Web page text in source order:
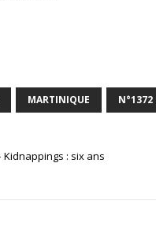
MARTINIQUE N°1372
Kidnappings : six ans